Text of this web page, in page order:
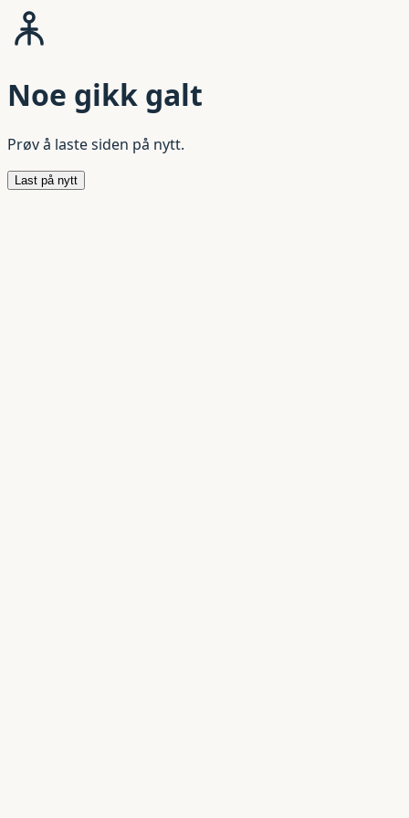
Noe gikk galt
Prøv å laste siden på nytt.
Last på nytt